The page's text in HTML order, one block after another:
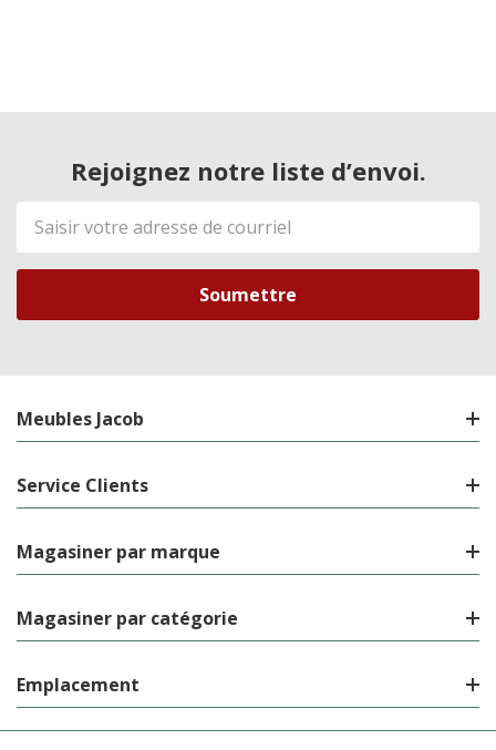
Rejoignez notre liste d’envoi.
Adresse
de
courriel
Meubles Jacob
Service Clients
Magasiner par marque
Magasiner par catégorie
Emplacement